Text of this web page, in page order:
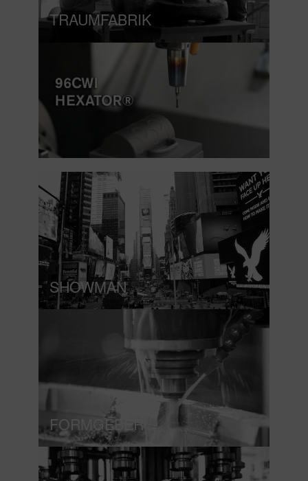
TRAUMFABRIK
SHOWMAN
FORMGEBER